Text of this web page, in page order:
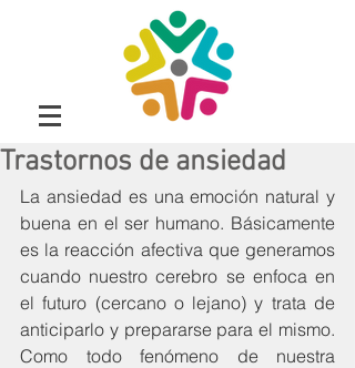
Trastornos de ansiedad
La ansiedad es una emoción natural y
buena en el ser humano. Básicamente
es la reacción afectiva que generamos
cuando nuestro cerebro se enfoca en
el futuro (cercano o lejano) y trata de
anticiparlo y prepararse para el mismo.
Como todo fenómeno de nuestra